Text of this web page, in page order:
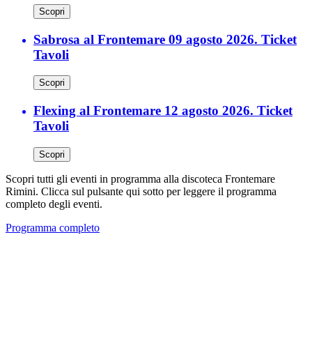
Scopri
Sabrosa al Frontemare 09 agosto 2026. Ticket
Tavoli
Scopri
Flexing al Frontemare 12 agosto 2026. Ticket
Tavoli
Scopri
Scopri tutti gli eventi in programma alla discoteca Frontemare
Rimini. Clicca sul pulsante qui sotto per leggere il programma
completo degli eventi.
Programma completo